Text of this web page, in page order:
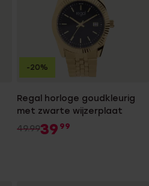
Regal horloge goudkleurig
met zwarte wijzerplaat
49.9939 99
-20%